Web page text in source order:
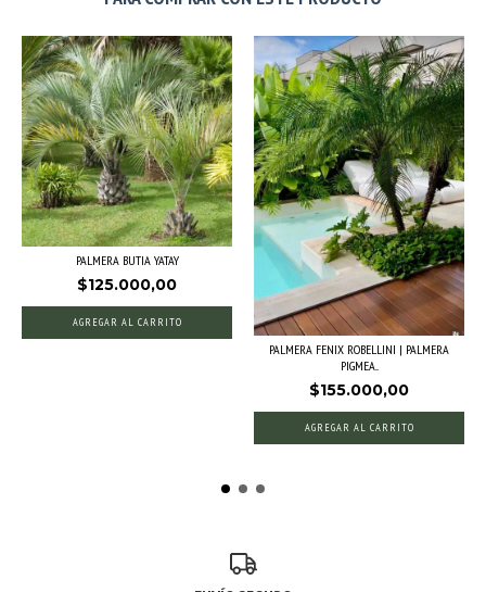
PALMERA BUTIA YATAY
$125.000,00
AGREGAR AL CARRITO
PALMERA FENIX ROBELLINI | PALMERA
PIGMEA...
$155.000,00
AGREGAR AL CARRITO